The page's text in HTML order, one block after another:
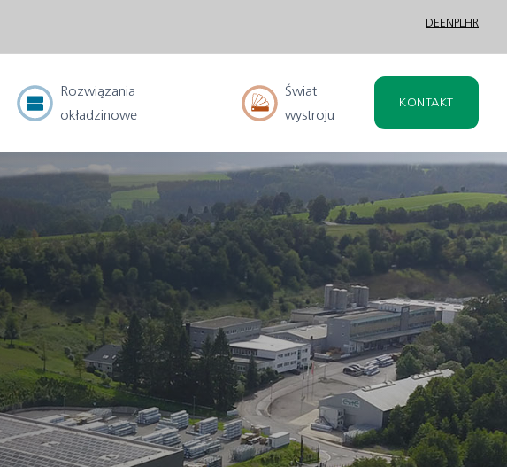
DEENPLHR
Rozwiązania
okładzinowe
Świat
wystroju
KONTAKT